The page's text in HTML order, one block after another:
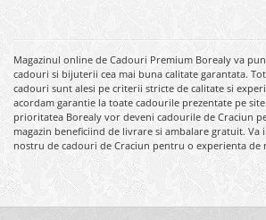
Magazinul online de Cadouri Premium Borealy va
cadouri si bijuterii cea mai buna calitate garantata.
cadouri sunt alesi pe criterii stricte de calitate si
acordam garantie la toate cadourile prezentate pe
prioritatea Borealy vor deveni cadourile de Craciun
magazin beneficiind de livrare si ambalare gratuit. Va
nostru de cadouri de Craciun pentru o experienta de